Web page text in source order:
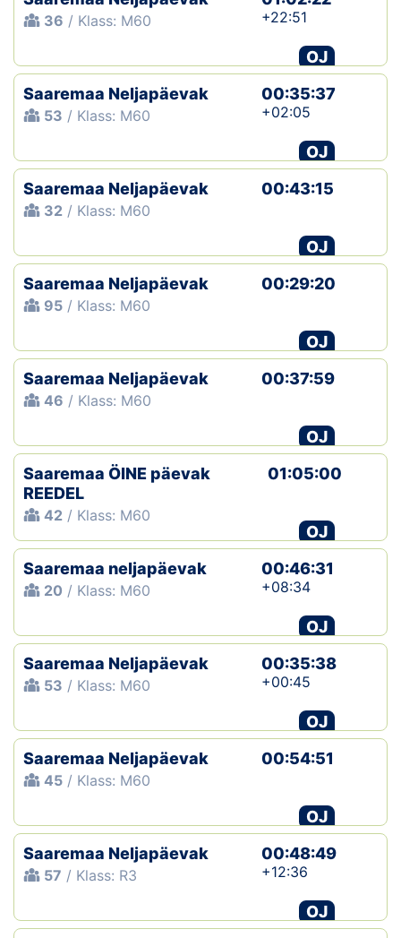
36 / Klass: M60 +22:51
OJ
Saaremaa Neljapäevak
53 / Klass: M60
00:35:37
+02:05
OJ
Saaremaa Neljapäevak
32 / Klass: M60
00:43:15
OJ
Saaremaa Neljapäevak
95 / Klass: M60
00:29:20
OJ
Saaremaa Neljapäevak
46 / Klass: M60
00:37:59
OJ
Saaremaa ÖINE päevak
REEDEL
42 / Klass: M60
01:05:00
OJ
Saaremaa neljapäevak
20 / Klass: M60
00:46:31
+08:34
OJ
Saaremaa Neljapäevak
53 / Klass: M60
00:35:38
+00:45
OJ
Saaremaa Neljapäevak
45 / Klass: M60
00:54:51
OJ
Saaremaa Neljapäevak
57 / Klass: R3
00:48:49
+12:36
OJ